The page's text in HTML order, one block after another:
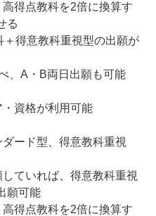
得点教科を2倍に換算す
る
得意教科重視型の出願が
、A・B両日出願も可能
資格が利用可能
ダード型、得意教科重視
ていれば、得意教科重視
願可能
得点教科を2倍に換算す